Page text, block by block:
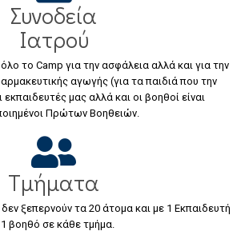
Συνοδεία
Ιατρού
όλο το Camp για την ασφάλεια αλλά και για την
αγωγής (για τα παιδιά που την
μας αλλά και οι βοηθοί είναι
Πρώτων Βοηθειών.
Τμήματα
ξεπερνούν τα 20 άτομα και με 1 Εκπαιδευτή
βοηθό σε κάθε τμήμα.